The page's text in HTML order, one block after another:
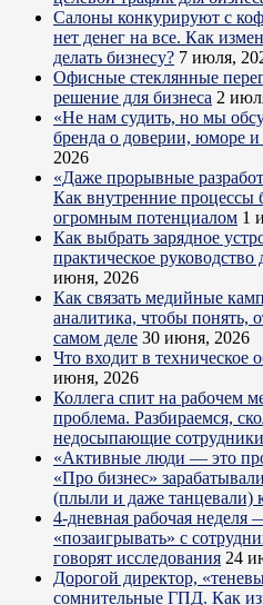
Салоны конкурируют с
нет денег на все. Как
делать бизнесу? 7 июля,
Офисные стеклянные
решение для бизнеса 2
«Не нам судить, но мы
бренда о доверии, юморе и
2026
«Даже прорывные
Как внутренние процессы
огромным потенциалом 1
Как выбрать зарядное
практическое руководство
июня, 2026
Как связать медийные
аналитика, чтобы понять,
самом деле 30 июня, 2026
Что входит в техническое
июня, 2026
Коллега спит на рабочем
проблема. Разбираемся,
недосыпающие сотрудники
«Активные люди — это
«Про бизнес»
(плыли и даже танцевали)
4-дневная рабочая
«позаигрывать» с
говорят исследования 24
Дорогой директор,
сомнительные ГПД. Как